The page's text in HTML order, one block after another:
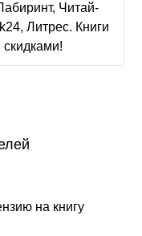
Читай-
Литрес. Книги
на книгу